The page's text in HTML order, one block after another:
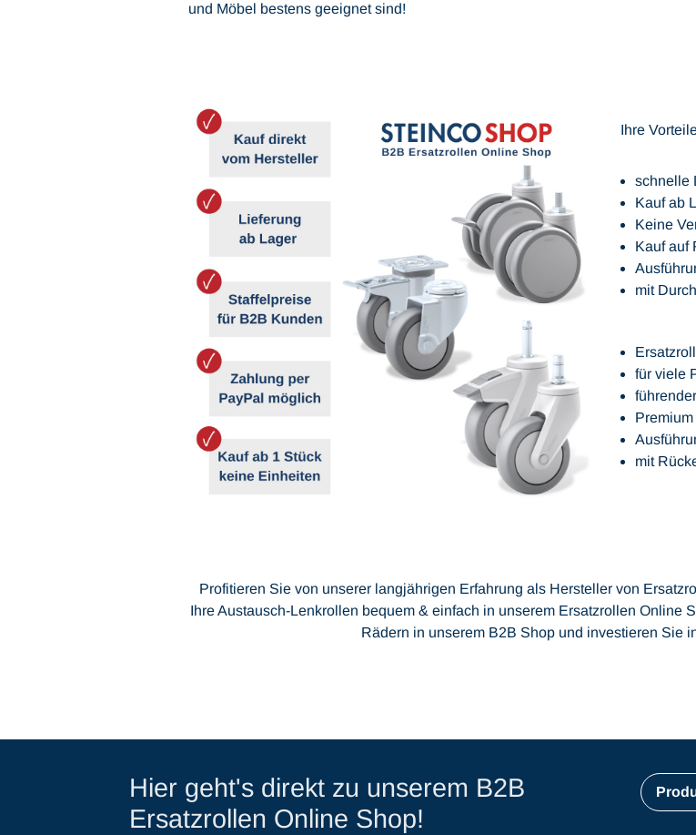
und Möbel bestens geeignet sind!
Ihre
schnelle
Kauf ab
Keine
Kauf auf
mit
für viele
mit
Profitieren Sie von unserer langjährigen Erfahrung als Hersteller von
Ihre Austausch-Lenkrollen bequem & einfach in unserem Ersatzrollen Online
Rädern in unserem B2B Shop und investieren Sie
Hier geht's direkt zu unserem B2B
Ersatzrollen Online Shop!